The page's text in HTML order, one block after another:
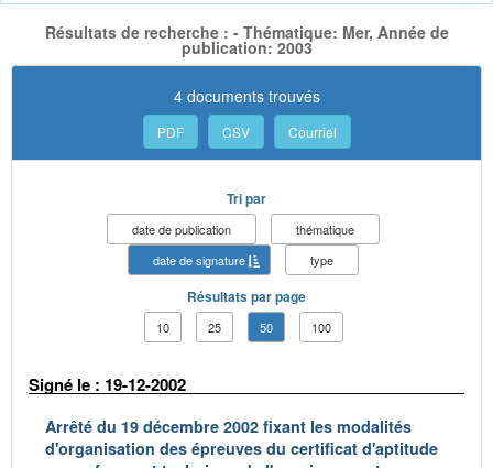
Résultats de recherche : - Thématique: Mer, Année de
publication: 2003
4 documents trouvés
PDF CSV Courriel
Tri par
date de publication
thématique
date de signature
type
Résultats par page
10 25 50 100
Signé le : 19-12-2002
Arrêté du 19 décembre 2002 fixant les modalités
d'organisation des épreuves du certificat d'aptitude